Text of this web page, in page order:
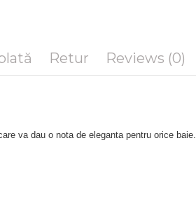
Retur Reviews (0)
va dau o nota de eleganta pentru orice baie.